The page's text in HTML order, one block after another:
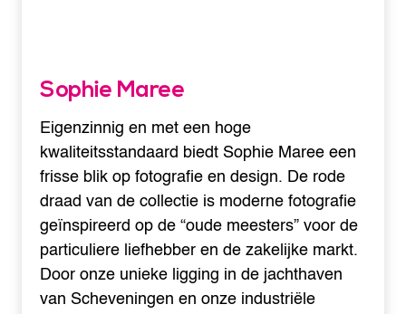
Sophie Maree
Eigenzinnig en met een hoge
kwaliteitsstandaard biedt Sophie Maree een
frisse blik op fotografie en design. De rode
draad van de collectie is moderne fotografie
geïnspireerd op de “oude meesters” voor de
particuliere liefhebber en de zakelijke markt.
Door onze unieke ligging in de jachthaven
van Scheveningen en onze industriële